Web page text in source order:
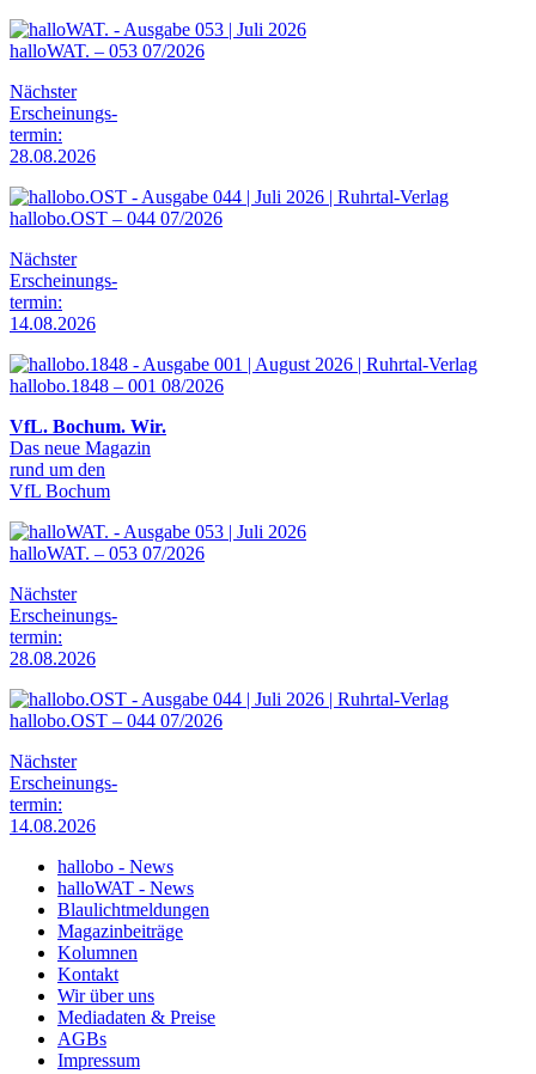
halloWAT. – 053 07/2026
Nächster
Erscheinungs-
termin:
28.08.2026
hallobo.OST – 044 07/2026
Nächster
Erscheinungs-
termin:
14.08.2026
hallobo.1848 – 001 08/2026
VfL. Bochum. Wir.
Das neue Magazin
rund um den
VfL Bochum
halloWAT. – 053 07/2026
Nächster
Erscheinungs-
termin:
28.08.2026
hallobo.OST – 044 07/2026
Nächster
Erscheinungs-
termin:
14.08.2026
hallobo - News
halloWAT - News
Blaulichtmeldungen
Magazinbeiträge
Kolumnen
Kontakt
Wir über uns
Mediadaten & Preise
AGBs
Impressum